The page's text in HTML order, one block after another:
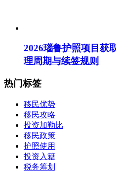
2026瑙鲁护照项目获
理周期与续签规则
热门标签
移民优势
移民攻略
投资加勒比
移民政策
护照使用
投资入籍
税务筹划